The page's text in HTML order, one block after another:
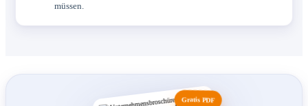
müssen.
Gratis PDF